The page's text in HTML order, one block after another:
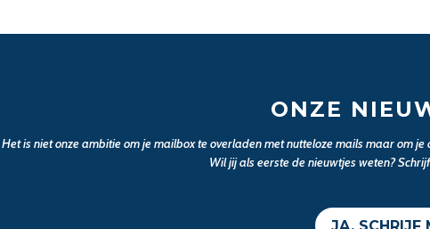
ONZE
Het is niet onze ambitie om je mailbox te overladen met nutteloze mails maar om
Wil jij als eerste de nieuwtjes weten?